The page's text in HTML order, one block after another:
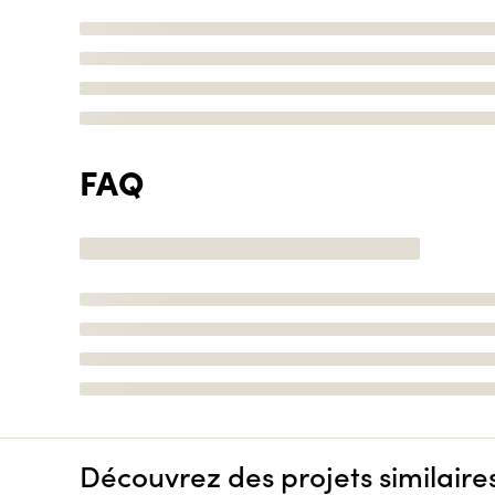
FAQ
Découvrez des projets